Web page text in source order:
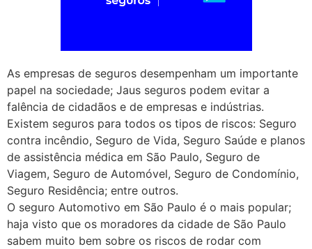
As empresas de seguros desempenham um importante
papel na sociedade; Jaus seguros podem evitar a
falência de cidadãos e de empresas e indústrias.
Existem seguros para todos os tipos de riscos: Seguro
contra incêndio, Seguro de Vida, Seguro Saúde e planos
de assistência médica em São Paulo, Seguro de
Viagem, Seguro de Automóvel, Seguro de Condomínio,
Seguro Residência; entre outros.
O seguro Automotivo em São Paulo é o mais popular;
haja visto que os moradores da cidade de São Paulo
sabem muito bem sobre os riscos de rodar com